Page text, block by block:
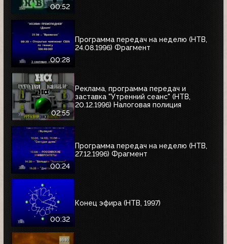
00:52
00:28
Программа передач на неделю (НТВ,
24.08.1996) Фрагмент
02:55
Реклама, программа передач и
заставка "Утренний сеанс" (НТВ,
20.12.1996) Налоговая полиция
00:24
Программа передач на неделю (НТВ,
27.12.1996) Фрагмент
00:32
Конец эфира (НТВ, 1997)